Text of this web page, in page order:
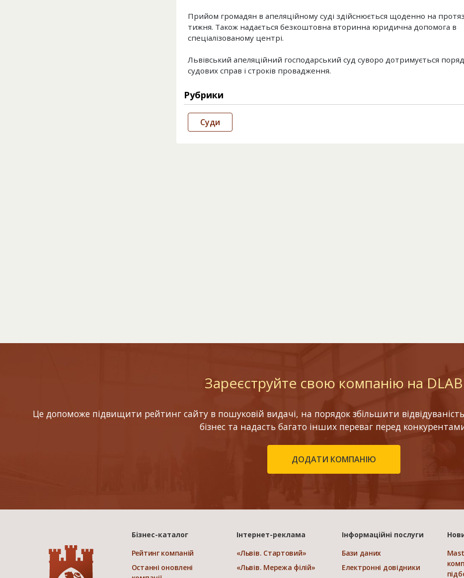
Прийом громадян в апеляційному суді здійснюється щоденно на
тижня. Також надається безкоштовна вторинна юридична допомога в
спеціалізованому центрі.
Львівський апеляційний господарський суд суворо дотримується
судових справ і строків провадження.
Рубрики
Суди
Зареєструйте свою компанію на DLAB
Це допоможе підвищити рейтинг сайту в пошуковій видачі, на порядок збільшити відвідуваність
бізнес та надасть багато інших переваг перед
ДОДАТИ КОМПАНІЮ
Бізнес-каталог
Рейтинг компаній
Останні оновлені
Інтернет-реклама
«Львів. Стартовий»
«Львів. Мережа філій»
Інформаційні послуги
Бази даних
Електронні довідники